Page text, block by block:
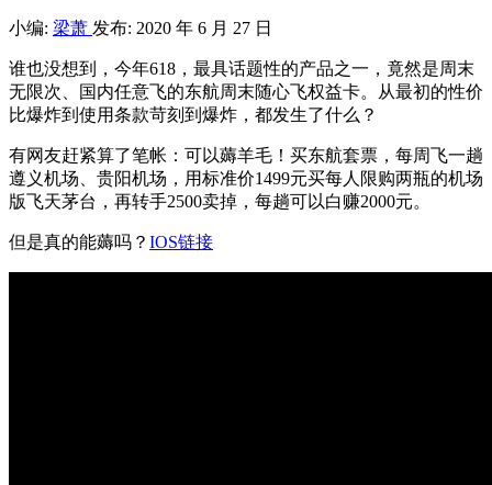
小编: 梁萧 发布: 2020 年 6 月 27 日
谁也没想到，今年618，最具话题性的产品之一，竟然是周末
无限次、国内任意飞的东航周末随心飞权益卡。从最初的性价
比爆炸到使用条款苛刻到爆炸，都发生了什么？
有网友赶紧算了笔帐：可以薅羊毛！买东航套票，每周飞一趟
遵义机场、贵阳机场，用标准价1499元买每人限购两瓶的机场
版飞天茅台，再转手2500卖掉，每趟可以白赚2000元。
但是真的能薅吗？ IOS链接